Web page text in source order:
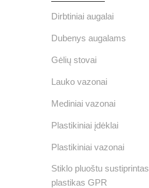
Dirbtiniai augalai
Dubenys augalams
Gėlių stovai
Lauko vazonai
Mediniai vazonai
Plastikiniai įdėklai
Plastikiniai vazonai
Stiklo pluoštu sustiprintas
plastikas GPR